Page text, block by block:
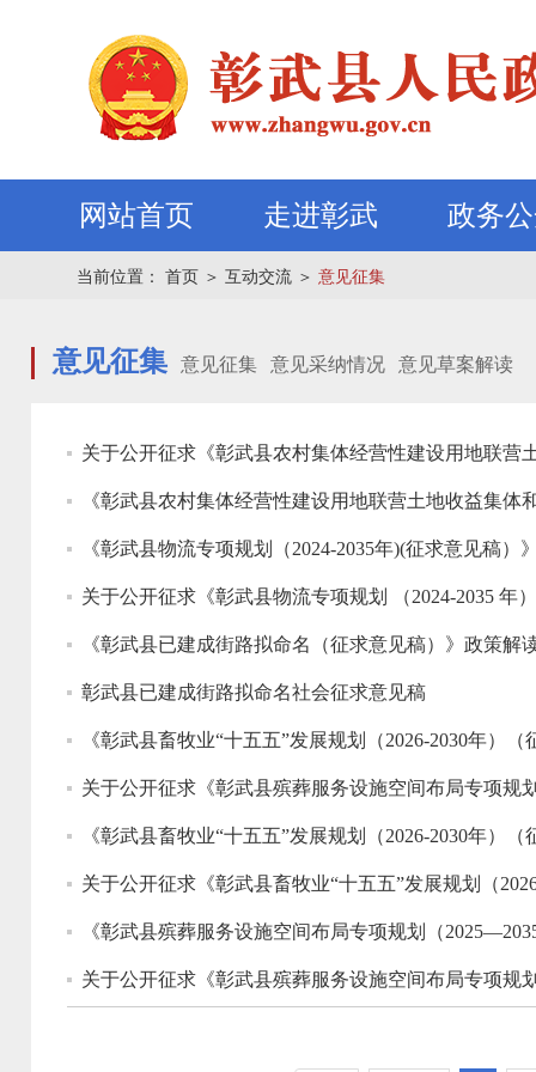
网站首页 走进彰武 政务
当前位置： 首页 ＞ 互动交流 ＞ 意见征集
意见征集 意见征集 意见采纳情况 意见草案解读
关于公开征求《彰武县农村集体经营性建设用地联
《彰武县农村集体经营性建设用地联营土地收益集
《彰武县物流专项规划（2024-2035年)(征求意见稿）
关于公开征求《彰武县物流专项规划 （2024-2035 年
《彰武县已建成街路拟命名（征求意见稿）》政策解
彰武县已建成街路拟命名社会征求意见稿
《彰武县畜牧业“十五五”发展规划（2026-2030年）
关于公开征求《彰武县殡葬服务设施空间布局专项规
《彰武县畜牧业“十五五”发展规划（2026-2030年）
关于公开征求《彰武县畜牧业“十五五”发展规划（
《彰武县殡葬服务设施空间布局专项规划（
关于公开征求《彰武县殡葬服务设施空间布局专项规